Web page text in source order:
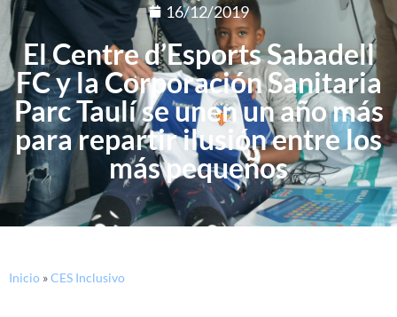
16/12/2019
El Centre d’Esports Sabadell
FC y la Corporación Sanitaria
Parc Taulí se unen un año más
para repartir ilusión entre los
más pequeños
Inicio »CES Inclusivo